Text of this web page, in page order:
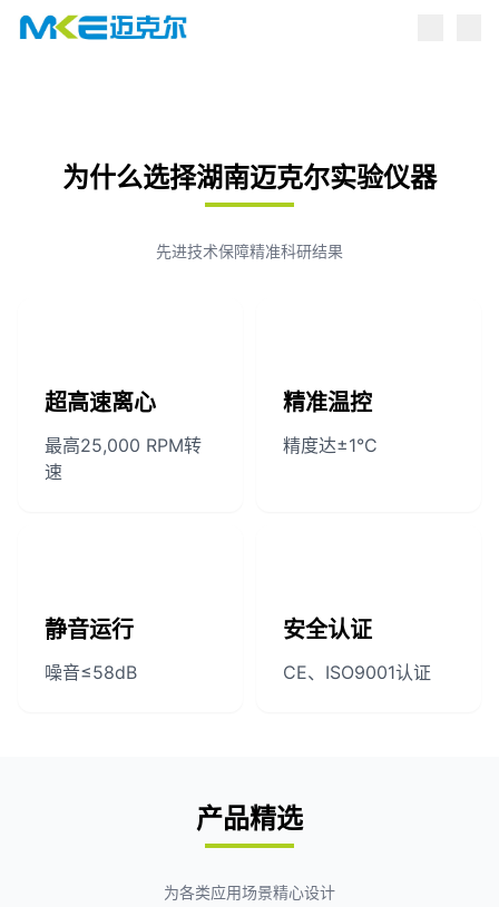
为什么选择湖南迈克尔实验仪器
先进技术保障精准科研结果
超高速离心
最高25,000 RPM转
速
精准温控
精度达±1°C
静音运行
噪音≤58dB
安全认证
CE、ISO9001认证
产品精选
为各类应用场景精心设计